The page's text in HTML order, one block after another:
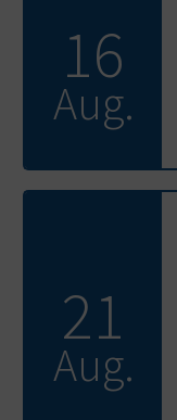
16
Aug.
21
Aug.